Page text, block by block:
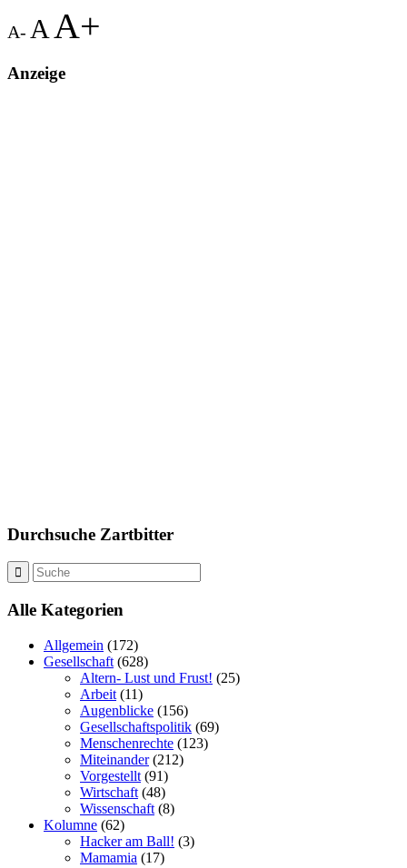
A- A A+
Anzeige
Durchsuche Zartbitter
Alle Kategorien
Allgemein (172)
Gesellschaft (628)
Altern- Lust und Frust! (25)
Arbeit (11)
Augenblicke (156)
Gesellschaftspolitik (69)
Menschenrechte (123)
Miteinander(212)
Vorgestellt (91)
Wirtschaft (48)
Wissenschaft (8)
Kolumne (62)
Hacker am Ball! (3)
Mamamia (17)